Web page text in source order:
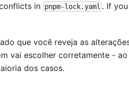
in pnpm-lock.yaml . If
que você reveja as
vai escolher corretamente -
dos casos.